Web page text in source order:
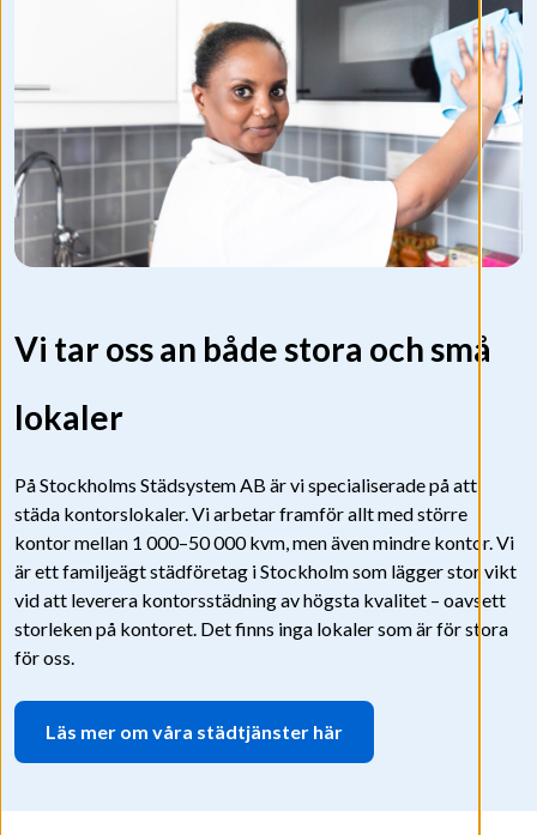
Vi tar oss an både stora och små
lokaler
På Stockholms Städsystem AB är vi specialiserade på att
städa kontorslokaler. Vi arbetar framför allt med större
kontor mellan 1 000–50 000 kvm, men även mindre kontor. Vi
är ett familjeägt städföretag i Stockholm som lägger stor vikt
vid att leverera kontorsstädning av högsta kvalitet – oavsett
storleken på kontoret. Det finns inga lokaler som är för stora
för oss.
Läs mer om våra städtjänster här